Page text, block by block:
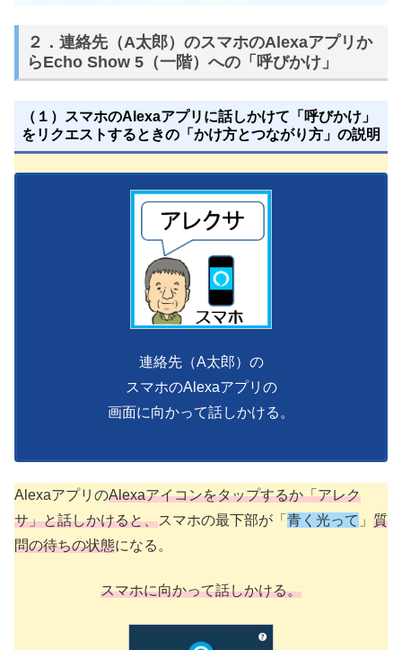
２．連絡先（A太郎）のスマホのAlexaアプリか
らEcho Show 5（一階）への「呼びかけ」
（１）スマホのAlexaアプリに話しかけて「呼びかけ」
をリクエストするときの「かけ方とつながり方」の説明
連絡先（A太郎）の
スマホのAlexaアプリの
画面に向かって話しかける。
AlexaアプリのAlexaアイコンをタップするか「アレク
サ」と話しかけると、スマホの最下部が「 青く光って 」 質
問の待ちの状態になる。
スマホに向かって話しかける。